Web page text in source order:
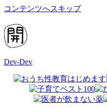
コンテンツへスキップ
Dev-Dev